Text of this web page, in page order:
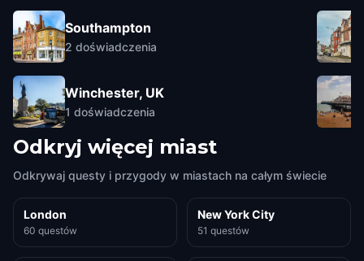
Southampton
2 doświadczenia
Winchester, UK
1 doświadczenia
Odkryj więcej miast
Odkrywaj questy i przygody w miastach na całym świecie
London
60 questów
New York City
51 questów